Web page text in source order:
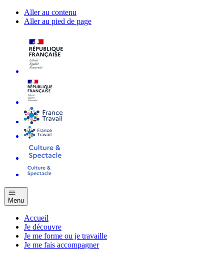
Aller au contenu
Aller au pied de page
Menu
Accueil
Je découvre
Je me forme ou je travaille
Je me fais accompagner